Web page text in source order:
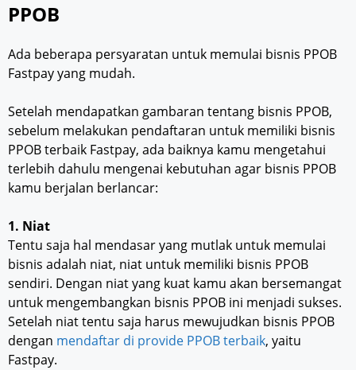
PPOB
Ada beberapa persyaratan untuk memulai bisnis PPOB
Fastpay yang mudah.
Setelah mendapatkan gambaran tentang bisnis PPOB,
sebelum melakukan pendaftaran untuk memiliki bisnis
PPOB terbaik Fastpay, ada baiknya kamu mengetahui
terlebih dahulu mengenai kebutuhan agar bisnis PPOB
kamu berjalan berlancar:
1. Niat
Tentu saja hal mendasar yang mutlak untuk memulai
bisnis adalah niat, niat untuk memiliki bisnis PPOB
sendiri. Dengan niat yang kuat kamu akan bersemangat
untuk mengembangkan bisnis PPOB ini menjadi sukses.
Setelah niat tentu saja harus mewujudkan bisnis PPOB
dengan mendaftar di provide PPOB terbaik, yaitu
Fastpay.